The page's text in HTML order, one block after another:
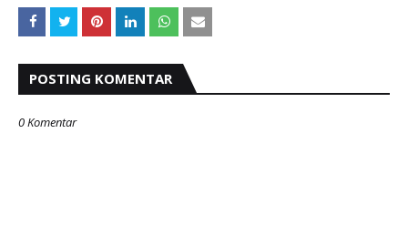
POSTING KOMENTAR
0 Komentar